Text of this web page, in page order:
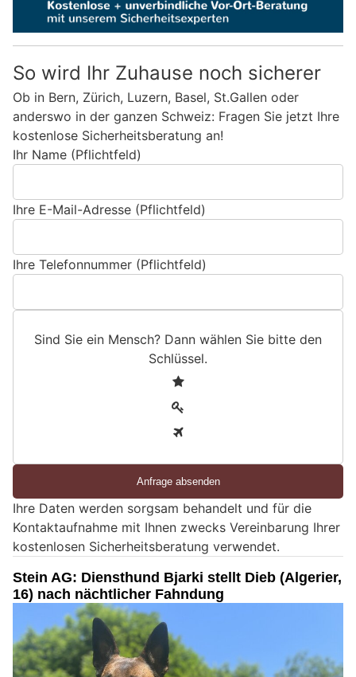
So wird Ihr Zuhause noch sicherer
Ob in Bern, Zürich, Luzern, Basel, St.Gallen oder
anderswo in der ganzen Schweiz: Fragen Sie jetzt Ihre
kostenlose Sicherheitsberatung an!
Ihr Name (Pflichtfeld)
Ihre E-Mail-Adresse (Pflichtfeld)
Ihre Telefonnummer (Pflichtfeld)
Sind Sie ein Mensch? Dann wählen Sie bitte den
Schlüssel.
e
i
n
e
n
s
c
h
Ihre Daten werden sorgsam behandelt und für die
Kontaktaufnahme mit Ihnen zwecks Vereinbarung Ihrer
kostenlosen Sicherheitsberatung verwendet.
Stein AG: Diensthund Bjarki stellt Dieb (Algerier,
16) nach nächtlicher Fahndung